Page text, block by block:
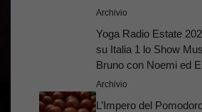
Archivio
Yoga Radio Estate
su Italia 1 lo Show
Bruno con Noemi ed
Archivio
L’Impero del